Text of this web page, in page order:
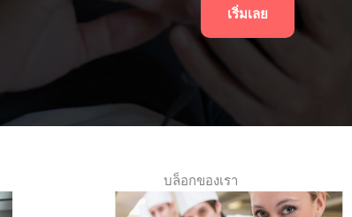
เริ่มเลย
บล็อกของเรา